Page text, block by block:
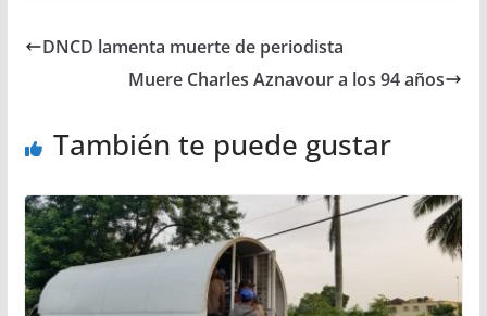
DNCD lamenta muerte de periodista
Muere Charles Aznavour a los 94 años
También te puede gustar